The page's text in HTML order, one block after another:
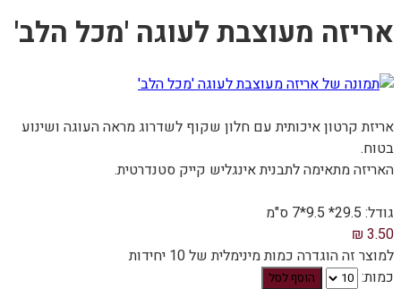
אריזה מעוצבת לעוגה 'מכל הלב'
אריזת קרטון איכותית עם חלון שקוף לשדרוג מראה העוגה ושינוע
גודל: 29.5* 9.5*7 ס"מ
3.50 ₪
למוצר זה הוגדרה כמות מינימלית של 10 יחידות
כמות: